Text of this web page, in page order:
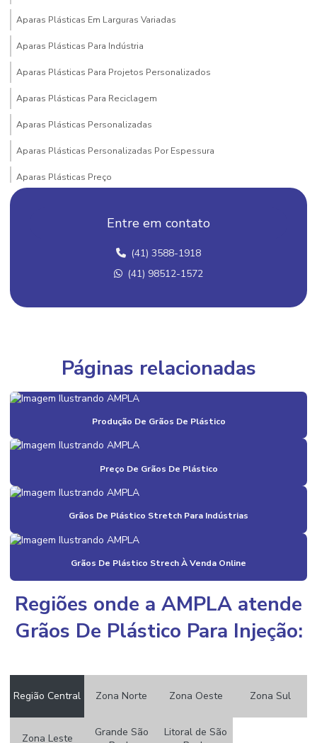
Aparas Plásticas Em Larguras Variadas
Aparas Plásticas Para Indústria
Aparas Plásticas Para Projetos Personalizados
Aparas Plásticas Para Reciclagem
Aparas Plásticas Personalizadas
Aparas Plásticas Personalizadas Por Espessura
Aparas Plásticas Preço
Atacado De Grãos De Plástico
Bobinas De Filme Flexível
Bobinas De Filme Para Cosméticos
Bobinas De Filme Para Embalagens
Bobinas De Filme Plástico Para Indústria
Bobinas E Filmes Para Indústria
Bobinas E Filmes Preço
Bobinas E Filmes Valor
Bobinas Plásticas
Bobinas Plásticas Recicláveis
Compra De Aparas Plásticas
Compra De Aparas Plásticas Em Diversas Cores
Compra De Grãos De Plástico Colorido
Compra De Sacos Plásticos Online
Customização De Aparas Plásticas
Distribuição De Grãos De Plástico
Entre em contato
(41) 3588-1918
(41) 98512-1572
Páginas relacionadas
Produção De Grãos De Plástico
Preço De Grãos De Plástico
Grãos De Plástico Stretch Para Indústrias
Grãos De Plástico Strech À Venda Online
Regiões onde a AMPLA atende
Grãos De Plástico Para Injeção:
Região Central Zona Norte Zona Oeste Zona Sul
Zona Leste
Grande São
Litoral de São